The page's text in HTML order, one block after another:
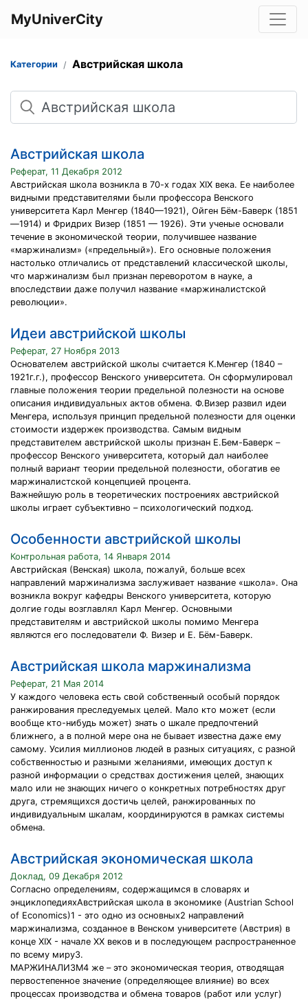
MyUniverCity
Категории Австрийская школа
Поиск
Австрийская школа
Реферат, 11 Декабря 2012
Австрийская школа возникла в 70-х годах XIX века. Ее наиболее
видными представителями были профессора Венского
университета Карл Менгер (1840—1921), Ойген Бём-Баверк (1851
—1914) и Фридрих Визер (1851 — 1926). Эти ученые основали
течение в экономической теории, получившее название
«маржинализм» («предельный»). Его основные положения
настолько отличались от представлений классической школы,
что маржинализм был признан переворотом в науке, а
впоследствии даже получил название «маржиналистской
революции».
Идеи австрийской школы
Реферат, 27 Ноября 2013
Основателем австрийской школы считается К.Менгер (1840 –
1921г.г.), профессор Венского университета. Он сформулировал
главные положения теории предельной полезности на основе
описания индивидуальных актов обмена. Ф.Визер развил идеи
Менгера, используя принцип предельной полезности для оценки
стоимости издержек производства. Самым видным
представителем австрийской школы признан Е.Бем-Баверк –
профессор Венского университета, который дал наиболее
полный вариант теории предельной полезности, обогатив ее
маржиналистской концепцией процента.
Важнейшую роль в теоретических построениях австрийской
школы играет субъективно – психологический подход.
Особенности австрийской школы
Контрольная работа, 14 Января 2014
Австрийская (Венская) школа, пожалуй, больше всех
направлений маржинализма заслуживает название «школа». Она
возникла вокруг кафедры Венского университета, которую
долгие годы возглавлял Карл Менгер. Основными
представителям и австрийской школы помимо Менгера
являются его последователи Ф. Визер и Е. Бём-Баверк.
Австрийская школа маржинализма
Реферат, 21 Мая 2014
У каждого человека есть свой собственный особый порядок
ранжирования преследуемых целей. Мало кто может (если
вообще кто-нибудь может) знать о шкале предпочтений
ближнего, а в полной мере она не бывает известна даже ему
самому. Усилия миллионов людей в разных ситуациях, с разной
собственностью и разными желаниями, имеющих доступ к
разной информации о средствах достижения целей, знающих
мало или не знающих ничего о конкретных потребностях друг
друга, стремящихся достичь целей, ранжированных по
индивидуальным шкалам, координируются в рамках системы
обмена.
Австрийская экономическая школа
Доклад, 09 Декабря 2012
Согласно определениям, содержащимся в словарях и
энциклопедияхАвстрийская школа в экономике (Austrian School
of Economics)1 - это одно из основных2 направлений
маржинализма, созданное в Венском университете (Австрия) в
конце XIX - начале XX веков и в последующем распространенное
по всему миру3.
МАРЖИНАЛИЗМ4 же – это экономическая теория, отводящая
первостепенное значение (определяющее влияние) во всех
процессах производства и обмена товаров (работ или услуг)